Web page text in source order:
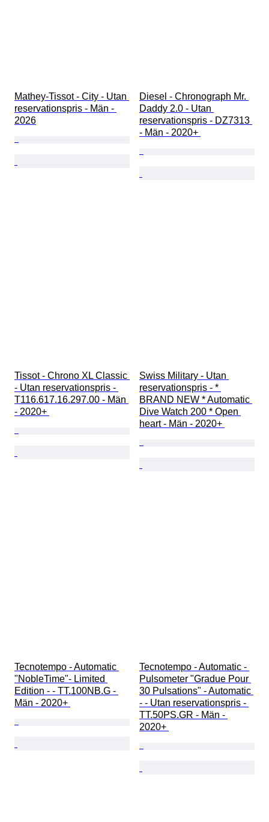
Mathey-Tissot - City - Utan
reservationspris - Män -
2026
Diesel - Chronograph Mr.
Daddy 2.0 - Utan
reservationspris - DZ7313
- Män - 2020+
Tissot - Chrono XL Classic
- Utan reservationspris -
T116.617.16.297.00 - Män
- 2020+
Swiss Military - Utan
reservationspris - *
BRAND NEW * Automatic
Dive Watch 200 * Open
heart - Män - 2020+
Tecnotempo - Automatic
"NobleTime"- Limited
Edition - - TT.100NB.G -
Män - 2020+
Tecnotempo - Automatic -
Pulsometer "Gradue Pour
30 Pulsations" - Automatic
- - Utan reservationspris -
TT.50PS.GR - Män -
2020+